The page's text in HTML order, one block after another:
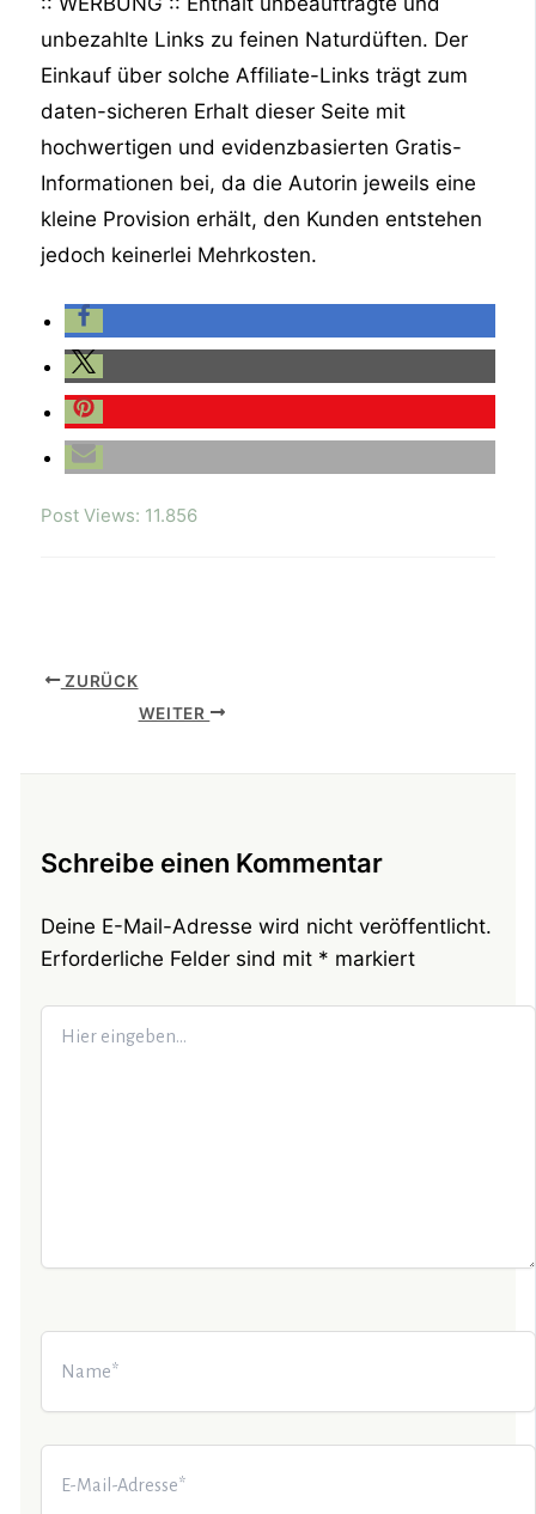
unbezahlte Links zu feinen Naturdüften. Der
Einkauf über solche Affiliate-Links trägt zum
daten-sicheren Erhalt dieser Seite mit
hochwertigen und evidenzbasierten Gratis-
Informationen bei, da die Autorin jeweils eine
kleine Provision erhält, den Kunden entstehen
jedoch keinerlei Mehrkosten.
Post Views: 11.856
ZURÜCK
WEITER
Schreibe einen Kommentar
Deine E-Mail-Adresse wird nicht veröffentlicht.
Erforderliche Felder sind mit * markiert
Hier
eingeben…
Name*
E-
Mail-